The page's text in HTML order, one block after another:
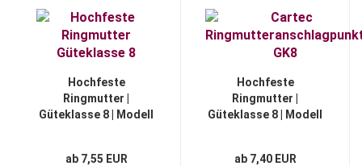
Hochfeste
Ringmutter |
Güteklasse 8 | Modell
ab 7,55 EUR
Hochfeste
Ringmutter |
Güteklasse 8 | Modell
ab 7,40 EUR